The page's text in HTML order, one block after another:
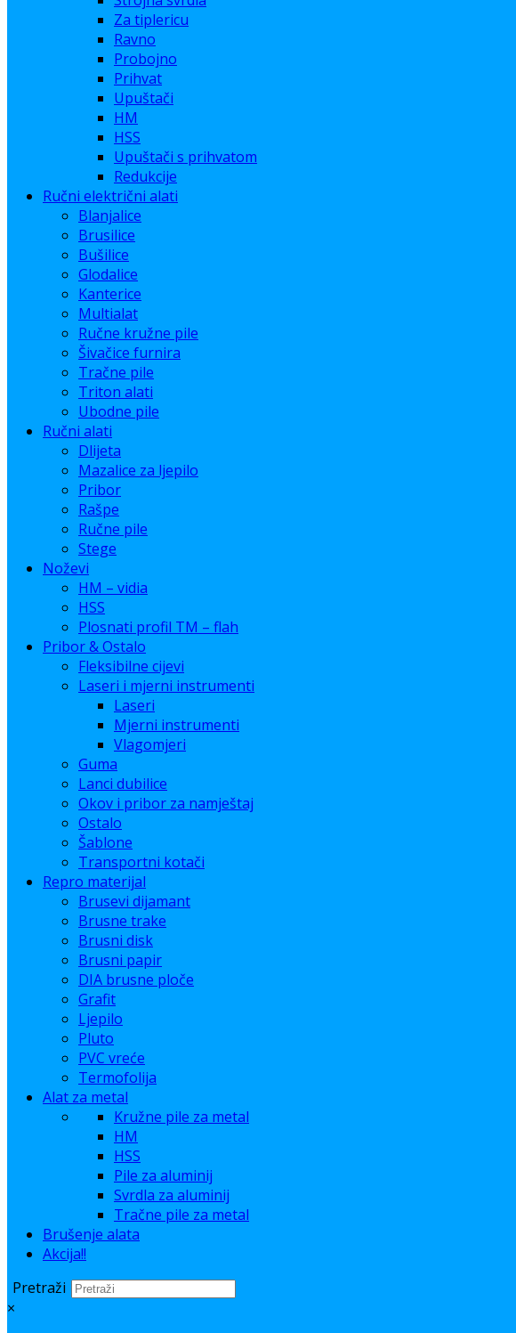
Za tiplericu
Ravno
Probojno
Prihvat
Upuštači
HM
HSS
Upuštači s prihvatom
Redukcije
Ručni električni alati
Blanjalice
Brusilice
Bušilice
Glodalice
Kanterice
Multialat
Ručne kružne pile
Šivačice furnira
Tračne pile
Triton alati
Ubodne pile
Ručni alati
Dlijeta
Mazalice za ljepilo
Pribor
Rašpe
Ručne pile
Stege
Noževi
HM – vidia
HSS
Plosnati profil TM – flah
Pribor & Ostalo
Fleksibilne cijevi
Laseri i mjerni instrumenti
Laseri
Mjerni instrumenti
Vlagomjeri
Guma
Lanci dubilice
Okov i pribor za namještaj
Ostalo
Šablone
Transportni kotači
Repro materijal
Brusevi dijamant
Brusne trake
Brusni disk
Brusni papir
DIA brusne ploče
Grafit
Ljepilo
Pluto
PVC vreće
Termofolija
Alat za metal
Kružne pile za metal
HM
HSS
Pile za aluminij
Svrdla za aluminij
Tračne pile za metal
Brušenje alata
Akcija!!
Pretraži
×